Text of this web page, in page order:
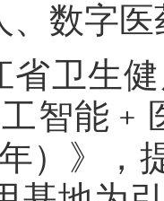
、数字
省卫生
智能
）》，